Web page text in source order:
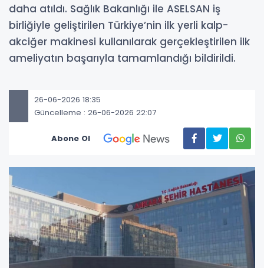
daha atıldı. Sağlık Bakanlığı ile ASELSAN iş
birliğiyle geliştirilen Türkiye’nin ilk yerli kalp-
akciğer makinesi kullanılarak gerçekleştirilen ilk
ameliyatın başarıyla tamamlandığı bildirildi.
26-06-2026 18:35
Güncelleme : 26-06-2026 22:07
Abone Ol